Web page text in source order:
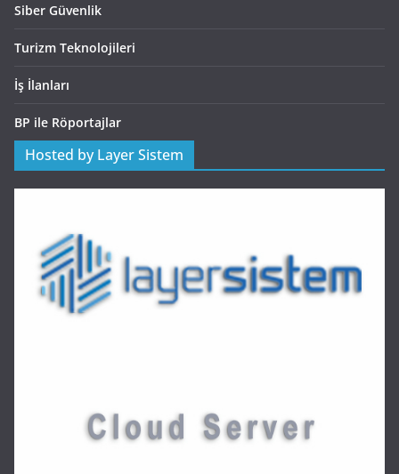
Siber Güvenlik
Turizm Teknolojileri
İş İlanları
BP ile Röportajlar
Hosted by Layer Sistem